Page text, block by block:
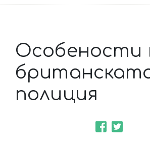
Особености
полиция